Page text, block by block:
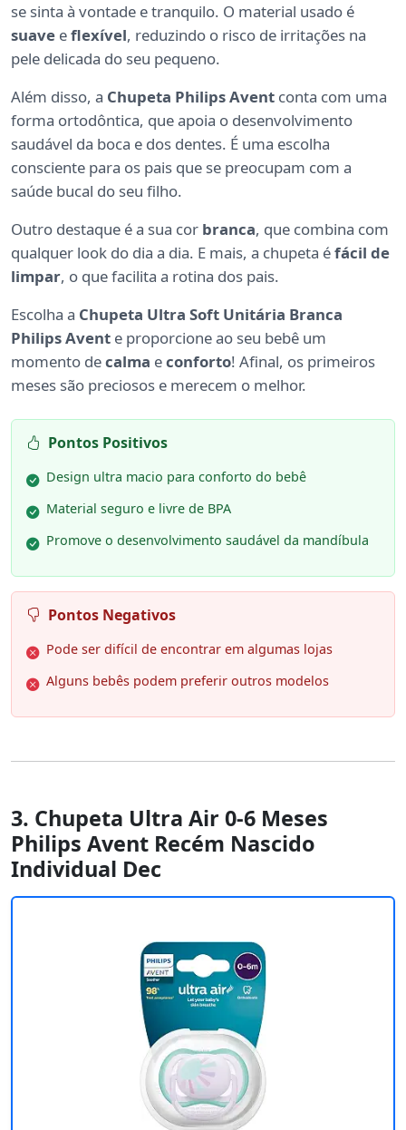
se sinta à vontade e tranquilo. O material usado é
suave eflexível, reduzindo o risco de irritações na
pele delicada do seu pequeno.
Além disso, a Chupeta Philips Avent conta com uma
forma ortodôntica, que apoia o desenvolvimento
saudável da boca e dos dentes. É uma escolha
consciente para os pais que se preocupam com a
saúde bucal do seu filho.
Outro destaque é a sua cor branca, que combina com
qualquer look do dia a dia. E mais, a chupeta éfácil de
limpar, o que facilita a rotina dos pais.
Escolha a Chupeta Ultra Soft Unitária Branca
Philips Avent e proporcione ao seu bebê um
momento decalma econforto! Afinal, os primeiros
meses são preciosos e merecem o melhor.
Pontos Positivos
Design ultra macio para conforto do bebê
Material seguro e livre de BPA
Promove o desenvolvimento saudável da mandíbula
Pontos Negativos
Pode ser difícil de encontrar em algumas lojas
Alguns bebês podem preferir outros modelos
3. Chupeta Ultra Air 0-6 Meses
Philips Avent Recém Nascido
Individual Dec